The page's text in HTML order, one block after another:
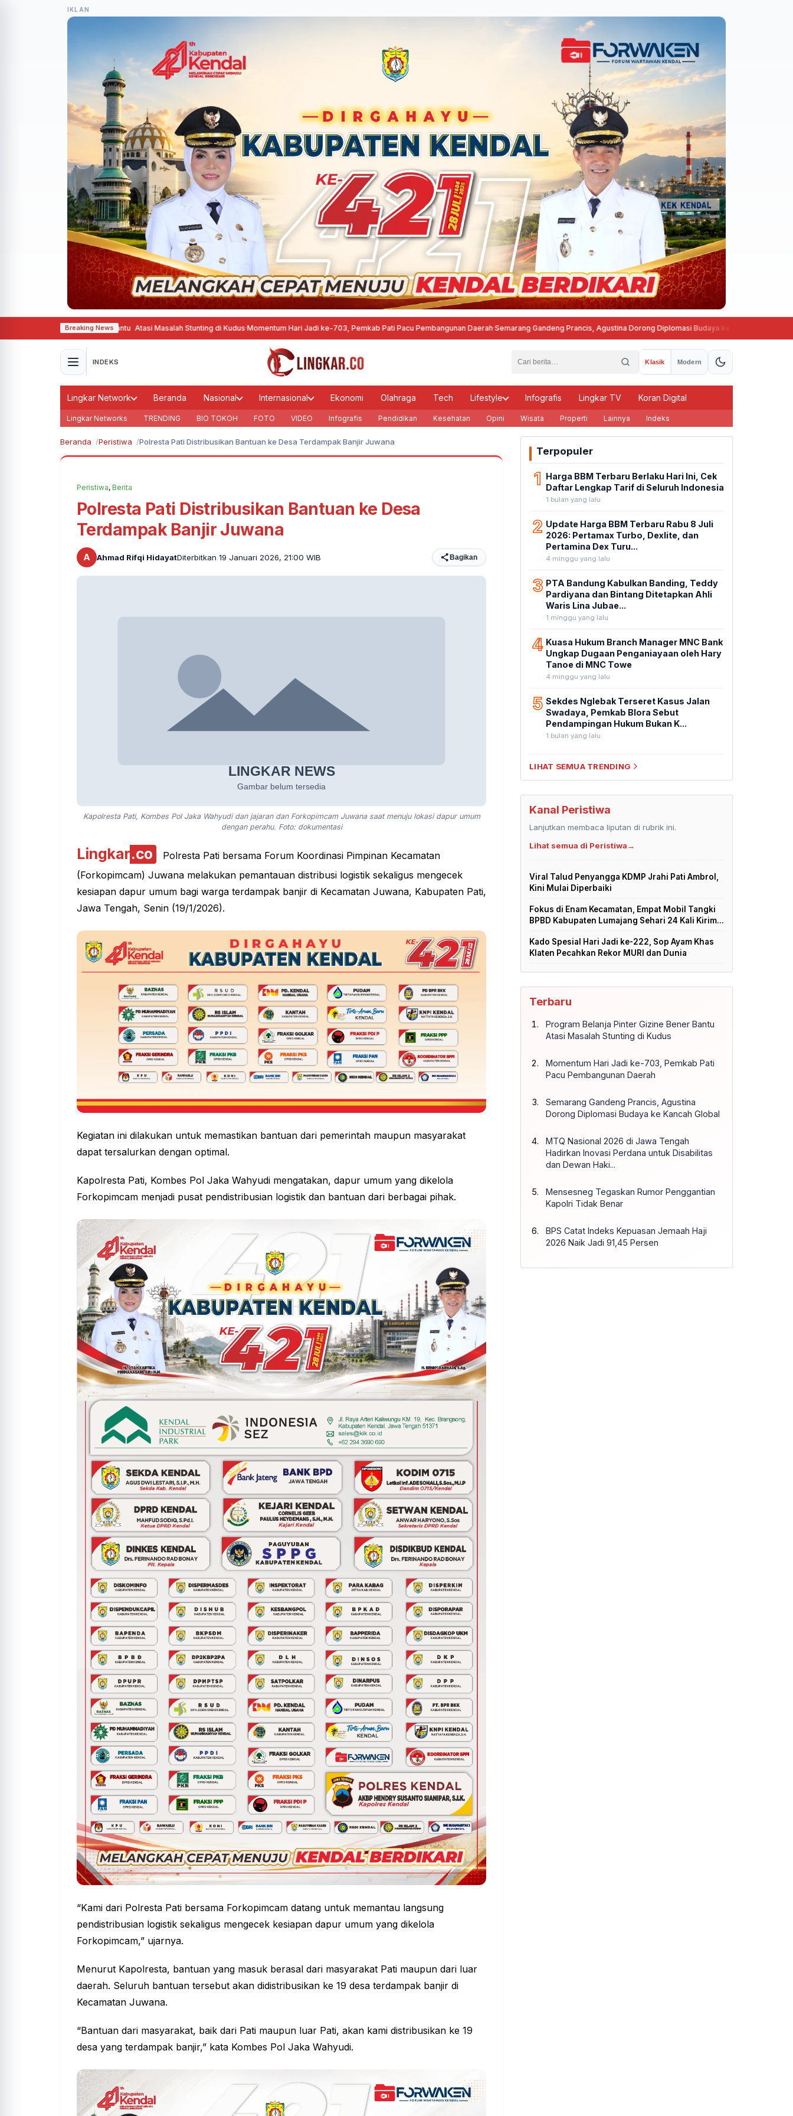
IKLAN
Breaking News
Pinter Gizine Bener Bantu Atasi Masalah Stunting di Kudus·Momentum Hari Jadi ke-703, Pemkab Pati Pacu Pembangunan Daerah· Semarang Gandeng Prancis, Agustina Dorong Diplomasi Budaya ke Kancah Global
INDEKS Klasik Modern
Lingkar Network Beranda Nasional Internasional Ekonomi Olahraga Tech Lifestyle Infografis Lingkar TV Koran Digital
Lingkar Networks TRENDING BIO TOKOH FOTO VIDEO Infografis Pendidikan Kesehatan Opini Wisata Properti Lainnya Indeks
Beranda Peristiwa Polresta Pati Distribusikan Bantuan ke Desa Terdampak Banjir Juwana
Peristiwa, Berita
Polresta Pati Distribusikan Bantuan ke Desa
Terdampak Banjir Juwana
A Ahmad Rifqi HidayatDiterbitkan 19 Januari 2026, 21:00 WIB Bagikan
Kapolresta Pati, Kombes Pol Jaka Wahyudi dan jajaran dan Forkopimcam Juwana saat menuju lokasi dapur umum
dengan perahu. Foto: dokumentasi
Lingkar.co
Polresta Pati bersama Forum Koordinasi Pimpinan Kecamatan
(Forkopimcam) Juwana melakukan pemantauan distribusi logistik sekaligus mengecek
kesiapan dapur umum bagi warga terdampak banjir di Kecamatan Juwana, Kabupaten Pati,
Jawa Tengah, Senin (19/1/2026).
Kegiatan ini dilakukan untuk memastikan bantuan dari pemerintah maupun masyarakat
dapat tersalurkan dengan optimal.
Kapolresta Pati, Kombes Pol Jaka Wahyudi mengatakan, dapur umum yang dikelola
Forkopimcam menjadi pusat pendistribusian logistik dan bantuan dari berbagai pihak.
“Kami dari Polresta Pati bersama Forkopimcam datang untuk memantau langsung
pendistribusian logistik sekaligus mengecek kesiapan dapur umum yang dikelola
Forkopimcam,” ujarnya.
Menurut Kapolresta, bantuan yang masuk berasal dari masyarakat Pati maupun dari luar
daerah. Seluruh bantuan tersebut akan didistribusikan ke 19 desa terdampak banjir di
Kecamatan Juwana.
“Bantuan dari masyarakat, baik dari Pati maupun luar Pati, akan kami distribusikan ke 19
desa yang terdampak banjir,” kata Kombes Pol Jaka Wahyudi.
Terpopuler
1 Harga BBM Terbaru Berlaku Hari Ini, Cek
Daftar Lengkap Tarif di Seluruh Indonesia
1 bulan yang lalu
2 Update Harga BBM Terbaru Rabu 8 Juli
2026: Pertamax Turbo, Dexlite, dan
Pertamina Dex Turu...
4 minggu yang lalu
3 PTA Bandung Kabulkan Banding, Teddy
Pardiyana dan Bintang Ditetapkan Ahli
Waris Lina Jubae...
1 minggu yang lalu
4 Kuasa Hukum Branch Manager MNC Bank
Ungkap Dugaan Penganiayaan oleh Hary
Tanoe di MNC Towe
4 minggu yang lalu
5 Sekdes Nglebak Terseret Kasus Jalan
Swadaya, Pemkab Blora Sebut
Pendampingan Hukum Bukan K...
1 bulan yang lalu
LIHAT SEMUA TRENDING
Kanal Peristiwa
Lanjutkan membaca liputan di rubrik ini.
Lihat semua di Peristiwa→
Viral Talud Penyangga KDMP Jrahi Pati Ambrol,
Kini Mulai Diperbaiki
Fokus di Enam Kecamatan, Empat Mobil Tangki
BPBD Kabupaten Lumajang Sehari 24 Kali Kirim...
Kado Spesial Hari Jadi ke-222, Sop Ayam Khas
Klaten Pecahkan Rekor MURI dan Dunia
Terbaru
Program Belanja Pinter Gizine Bener Bantu
Atasi Masalah Stunting di Kudus
Momentum Hari Jadi ke-703, Pemkab Pati
Pacu Pembangunan Daerah
Semarang Gandeng Prancis, Agustina
Dorong Diplomasi Budaya ke Kancah Global
MTQ Nasional 2026 di Jawa Tengah
Hadirkan Inovasi Perdana untuk Disabilitas
dan Dewan Haki...
Mensesneg Tegaskan Rumor Penggantian
Kapolri Tidak Benar
BPS Catat Indeks Kepuasan Jemaah Haji
2026 Naik Jadi 91,45 Persen